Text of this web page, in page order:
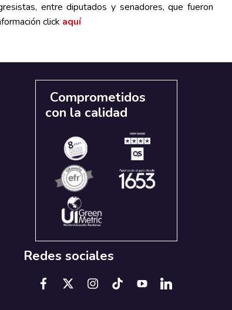
entre diputados y senadores, que fueron
click aquí
Comprometidos
con la calidad
Redes sociales